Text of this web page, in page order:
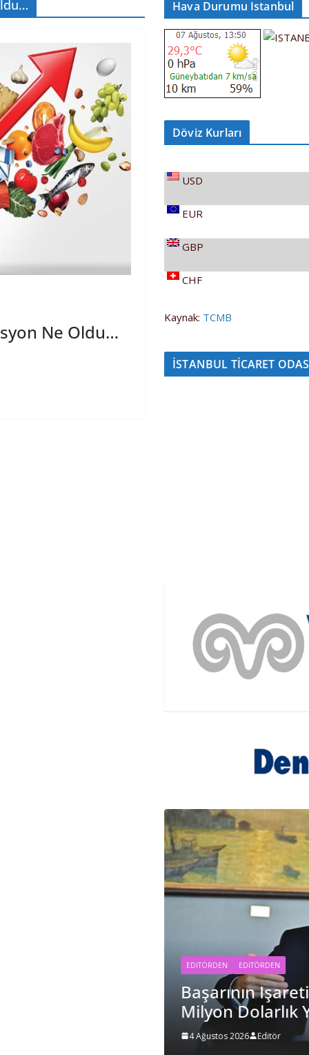
Ne Oldu…
Hava Durumu Istanbul
Döviz Kurları
USD
EUR
GBP
CHF
Kaynak: TCMB
İSTANBUL TİCARET
EDİTÖRDEN EDITÖRDEN
Başarının
Milyon Dolarlık
4 Ağustos 2026 Editör